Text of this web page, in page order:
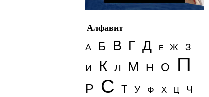
Алфавит
А
Б В Г Д Е Ж З
И К Л М Н О П
Р С Т У Ф Х Ц Ч